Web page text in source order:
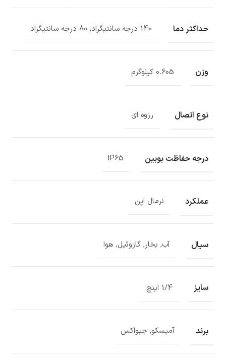
حداکثر دما 140 درجه سانتیگراد, 80 درجه سانتیگراد
وزن 0.605 کیلوگرم
نوع اتصال رزوه ای
درجه حفاظت بوبین IP65
عملکرد نرمال اپن
سیال آب, بخار, گازوئیل, هوا
سایز 1/4 اینچ
برند آمیسکو, جیواکس